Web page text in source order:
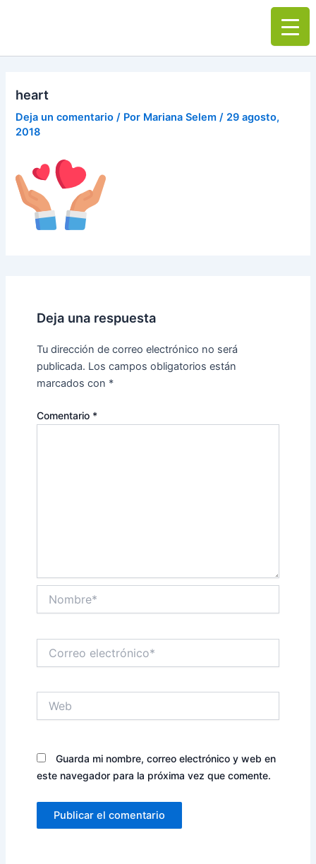
Main
heart
Deja un comentario / Por Mariana Selem/ 29 agosto,
2018
Deja una respuesta
Tu dirección de correo electrónico no será
publicada. Los campos obligatorios están
marcados con *
Comentario *
electrónico*
Guarda mi nombre, correo electrónico y web en
este navegador para la próxima vez que comente.